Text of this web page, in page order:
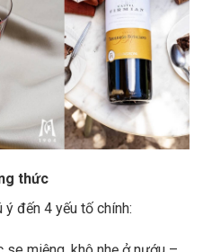
thức
ý đến 4 yếu tố chính: